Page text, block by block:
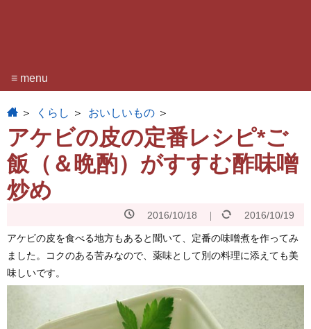
≡ menu
home くらし おいしいもの
アケビの皮の定番レシピ*ご
飯（＆晩酌）がすすむ酢味噌
炒め
2016/10/18 2016/10/19
アケビの皮を食べる地方もあると聞いて、定番の味噌煮を作ってみ
ました。コクのある苦みなので、薬味として別の料理に添えても美
味しいです。